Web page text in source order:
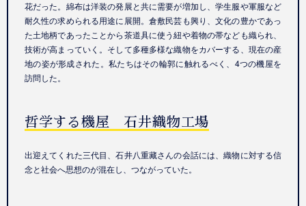
花だった。綿布は洋装の発展と共に需要が増加し、学生服や軍服など
耐久性の求められる用途に展開。倉敷民芸も興り、文化の豊かであっ
た土地柄であったことから茶道具に使う紐や着物の帯なども織られ、
技術が高まっていく。そして多種多様な織物をカバーする、現在の産
地の姿が形成された。私たちはその輪郭に触れるべく、4つの機屋を
訪問した。
哲学する機屋 石井織物工場
出迎えてくれた三代目、石井八重藏さんの会話には、織物に対する信
念と社会へ思想のが混在し、つながっていた。